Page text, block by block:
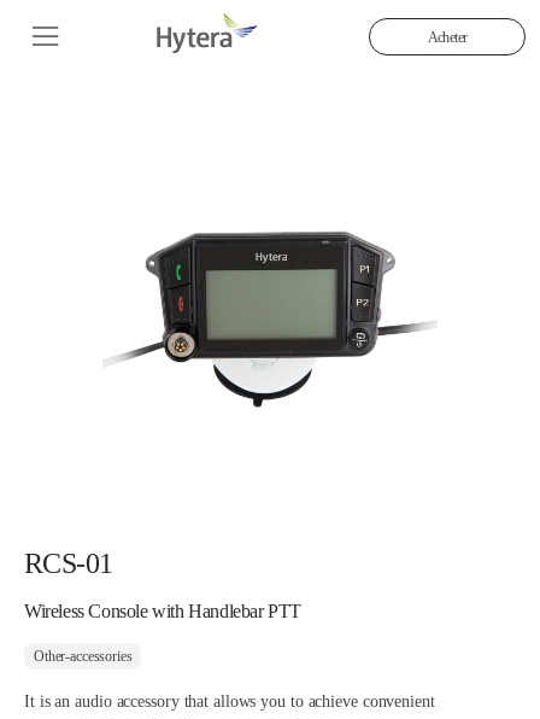
Acheter
RCS-01
Wireless Console with Handlebar PTT
Other-accessories
It is an audio accessory that allows you to achieve convenient